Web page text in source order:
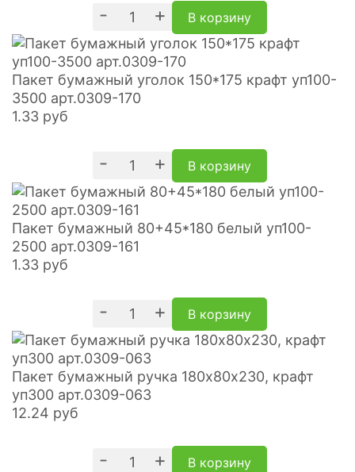
- + В корзину
Пакет бумажный уголок 150*175 крафт уп100-
3500 арт.0309-170
1.33 руб
- + В корзину
Пакет бумажный 80+45*180 белый уп100-
2500 арт.0309-161
1.33 руб
- + В корзину
Пакет бумажный ручка 180х80х230, крафт
уп300 арт.0309-063
12.24 руб
- + В корзину